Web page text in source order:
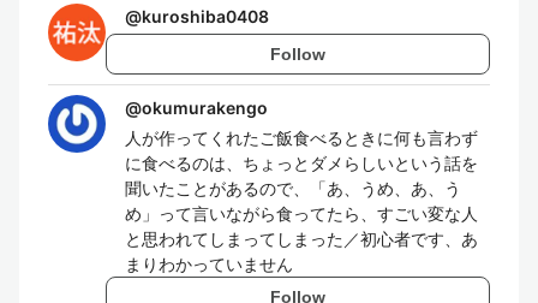
@kuroshiba0408
Follow
@okumurakengo
人が作ってくれたご飯食べるときに何も言わず
に食べるのは、ちょっとダメらしいという話を
聞いたことがあるので、「あ、うめ、あ、う
め」って言いながら食ってたら、すごい変な人
と思われてしまってしまった／初心者です、あ
まりわかっていません
Follow